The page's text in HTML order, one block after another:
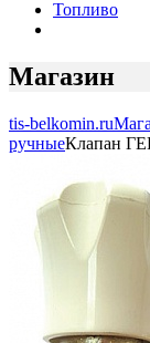
Топливо
Магазин
tis-belkomin.ru
ручныеКлапан